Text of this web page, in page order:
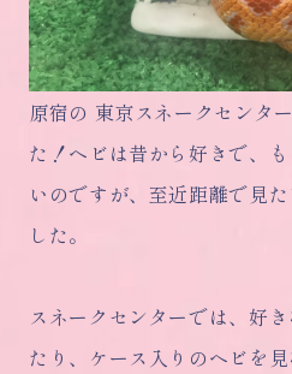
原宿の 東京スネークセンタ
た！ヘビは昔から好きで、
いのですが、至近距離で見
した。
スネークセンターでは、好
たり、ケース入りのヘビを